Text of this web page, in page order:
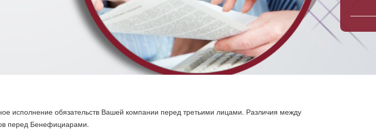
исполнение обязательств Вашей компании перед третьими лицами. Различия между
перед Бенефициарами.